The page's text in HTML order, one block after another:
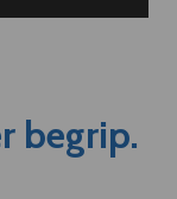
begrip.